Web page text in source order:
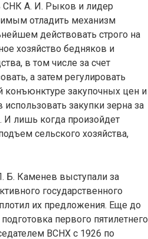
СНК А. И. Рыков и лидер
отладить механизм
действовать строго на
хозяйство бедняков и
в том числе за счет
а затем регулировать
конъюнктуре закупочных цен и
закупки зерна за
лишь когда произойдет
сельского хозяйства,
Б. Каменев выступали за
государственного
их предложения. Еще до
первого пятилетнего
ВСНХ с 1926 по